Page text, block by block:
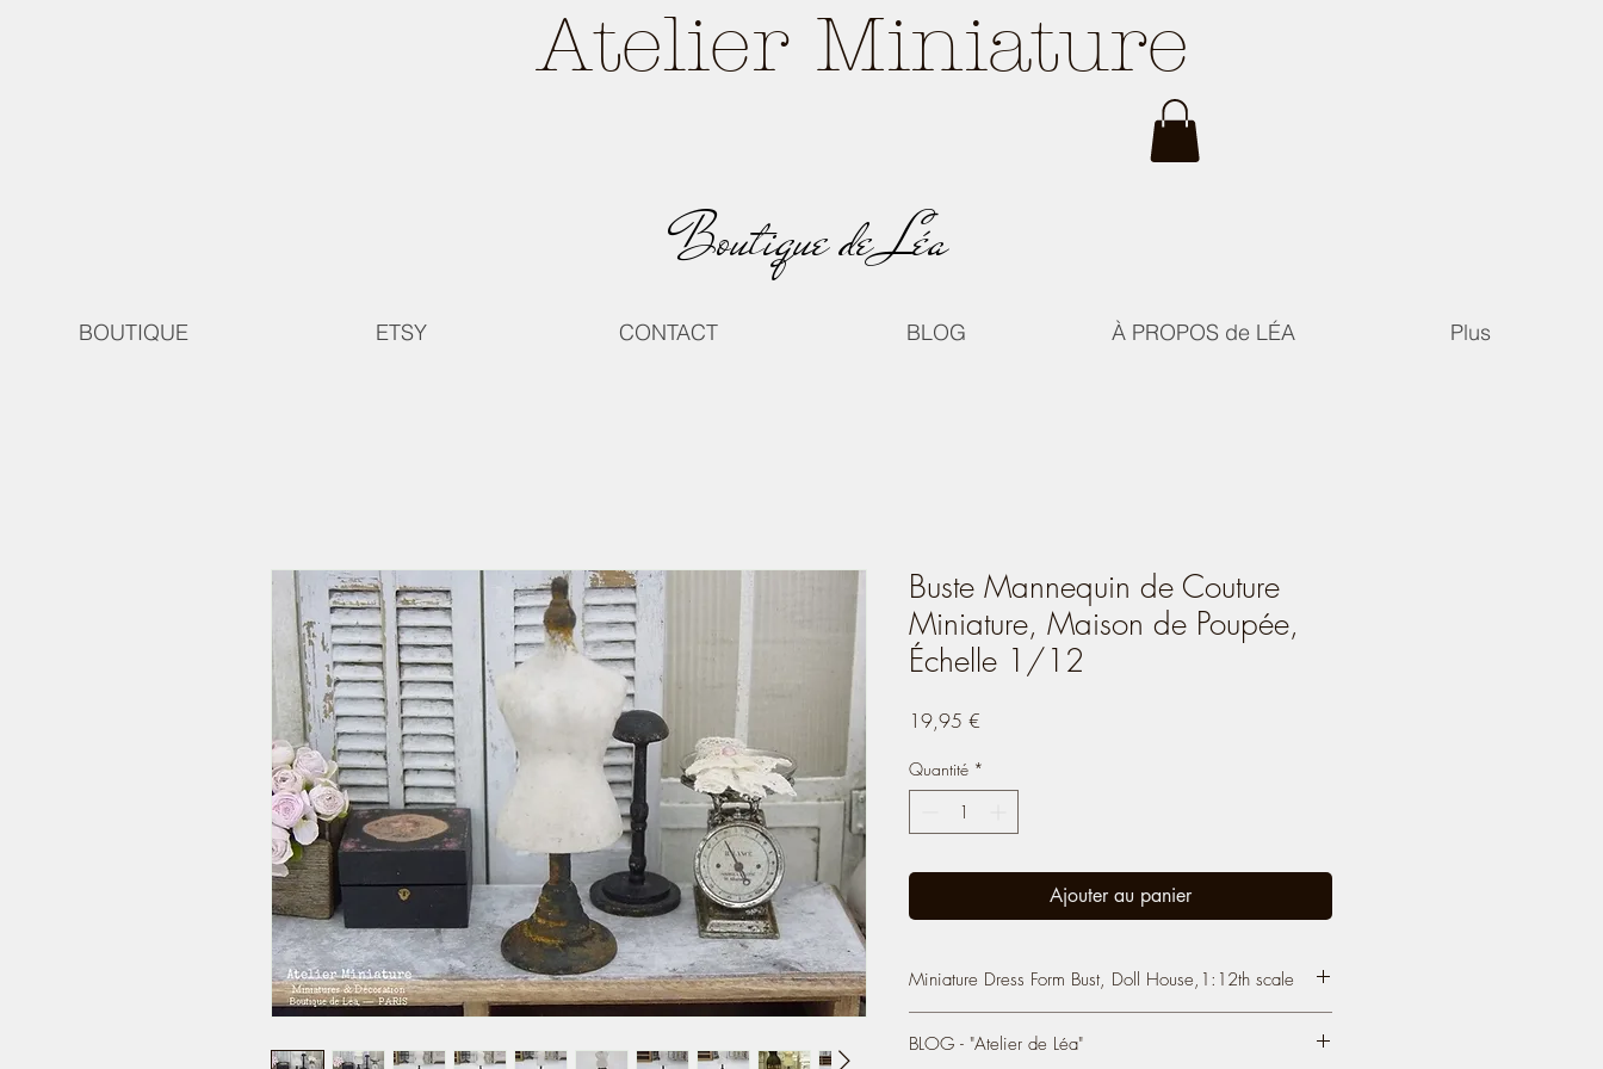
Atelier Miniature
Boutique de Léa
BOUTIQUE ETSY CONTACT BLOG À PROPOS de LÉA Plus
Buste Mannequin de Couture
Miniature, Maison de Poupée,
Échelle 1/12
19,95 €
Quantité *
Ajouter au panier
Miniature Dress Form Bust, Doll House,1:12th scale
aged by rust.
BLOG - "Atelier de Léa"